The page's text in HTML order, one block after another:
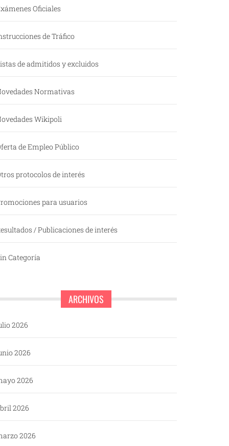
Oficiales
de Tráfico
de admitidos y excluidos
Normativas
Wikipoli
de Empleo Público
protocolos de interés
para usuarios
/ Publicaciones de interés
Categoría
ARCHIVOS
2026
2026
2026
2026
2026